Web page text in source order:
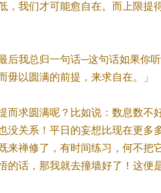
，我们才可能愈自在。而上限
后我总归一句话─这句话如果你
毋以圆满的前提，来求自在。」
而求圆满呢？比如说：数息数不
没关系！平日的妄想比现在更多
来禅修了，有时间练习，何不
的话，那我就去撞墙好了！这便